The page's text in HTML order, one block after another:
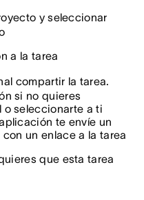
y seleccionar
a la tarea
compartir la tarea.
si no quieres
o seleccionarte a ti
te envíe un
un enlace a la tarea
que esta tarea